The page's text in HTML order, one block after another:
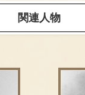
関連人物